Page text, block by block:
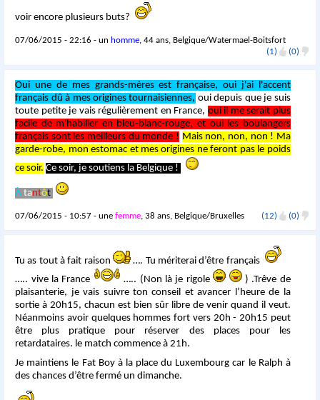
voir encore plusieurs buts?
07/06/2015 - 22:16 - un homme, 44 ans, Belgique/Watermael-Boitsfort
(1)
(0)
Oui une de mes grands-mères est française, oui j'ai l'accent
français dû à mes origines tournaisiennes, oui depuis que je suis
toute petite je vais régulièrement en France, oui il me serait plus
facile de m'habiller en bleu-blanc-rouge, et oui les boulangers
français sont les meilleurs du monde ! Mais non, non, non ! Ma
garde-robe, mon estomac et mes origines ne feront pas le poids
ce soir. Ce soir, je soutiens la Belgique !
À tantôt
07/06/2015 - 10:57 - unefemme, 38 ans, Belgique/Bruxelles (12) (0)
Tu as tout à fait raison
…. Tu mériterai d’être français
….. vive la France
….. (Non là je rigole
) .Trêve de
plaisanterie, je vais suivre ton conseil et avancer l’heure de la
sortie à 20h15, chacun est bien sûr libre de venir quand il veut.
Néanmoins avoir quelques hommes fort vers 20h - 20h15 peut
être plus pratique pour réserver des places pour les
retardataires. le match commence à 21h.
Je maintiens le Fat Boy à la place du Luxembourg car le Ralph à
des chances d’être fermé un dimanche.